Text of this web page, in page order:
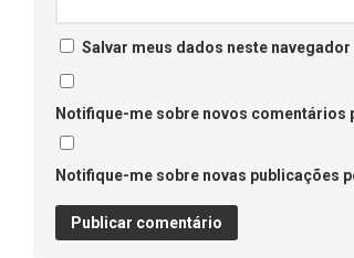
Salvar meus dados neste
Notifique-me sobre novos comentários
Notifique-me sobre novas publicações